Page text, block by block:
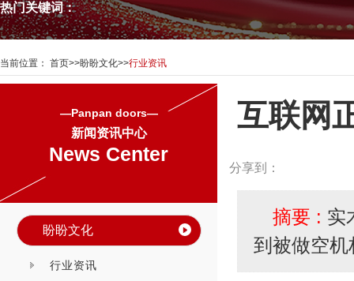
热门关键词：
当前位置： 首页>>盼盼文化>>行业资讯
—Panpan doors—
新闻资讯中心
News Center
盼盼文化
行业资讯
互联网
分享到：
摘要 : 实
到被做空